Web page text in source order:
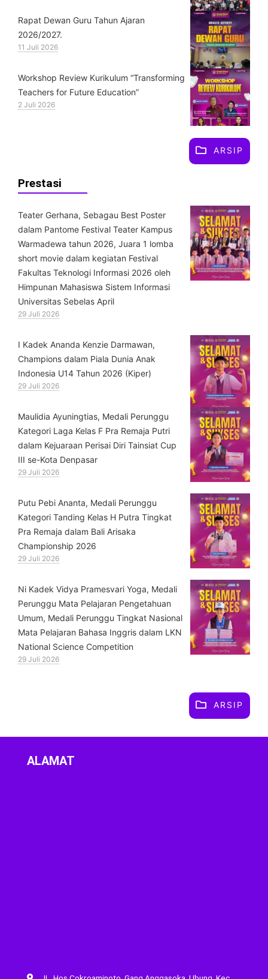
Rapat Dewan Guru Tahun Ajaran
2026/2027.
11 Juli 2026
Workshop Review Kurikulum “Transforming
Teachers for Future Education”
2 Juli 2026
ARSIP
Prestasi
Teater Gerhana, Sebagau Best Poster
dalam Pantome Festival Teater Kampus
Warmadewa tahun 2026, Juara 1 lomba
short movie dalam kegiatan Festival
Fakultas Teknologi Informasi 2026 oleh
Himpunan Mahasiswa Sistem Informasi
Universitas Sebelas April
29 Juli 2026
⁠I Kadek Ananda Kenzie Darmawan,
Champions dalam Piala Dunia Anak
Indonesia U14 Tahun 2026 (Kiper)
29 Juli 2026
⁠Maulidia Ayuningtias, Medali Perunggu
Kategori Laga Kelas F Pra Remaja Putri
dalam Kejuaraan Perisai Diri Tainsiat Cup
III se-Kota Denpasar
29 Juli 2026
Putu Pebi Ananta, Medali Perunggu
Kategori Tanding Kelas H Putra Tingkat
Pra Remaja dalam Bali Arisaka
Championship 2026
29 Juli 2026
⁠Ni Kadek Vidya Pramesvari Yoga, Medali
Perunggu Mata Pelajaran Pengetahuan
Umum, Medali Perunggu Tingkat Nasional
Mata Pelajaran Bahasa Inggris dalam LKN
National Science Competition
29 Juli 2026
ARSIP
ALAMAT